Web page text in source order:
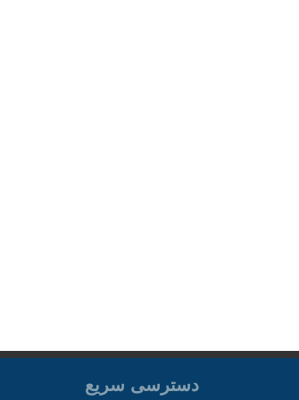
دسترسی سریع